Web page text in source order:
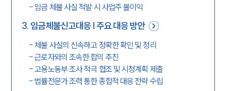
- 임금 체불 사실 적발 시 사업주 불이익
3. 임금체불신고대응 | 주요 대응 방안
- 체불 사실의 신속하고 정확한 확인 및 정리
-근로자와의 조속한 합의 추진
-고용노동부 조사 적극 협조 및 시정계획 제출
- 법률전문가 조력 통한 종합적 대응 전략 수립